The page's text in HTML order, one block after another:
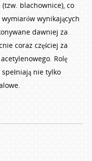
blachownice), co
wynikających
dawniej za
coraz częściej za
Rolę
nie tylko